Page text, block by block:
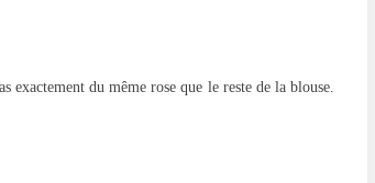
exactement du même rose que le reste de la blouse.